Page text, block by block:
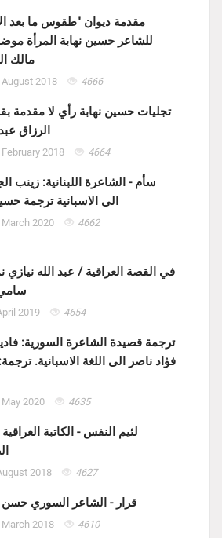
مقدمة ديوان "طقوس ما بعد
للشاعر حسين نهابة المرأة
مالك
2018 4666
تجليات حسين نهابة رأي لا مقدمة
الرزاق
2018 4664
سأم - الشاعرة اللبنانية: زينب
الى الاسبانية ترجمة
March 2020 4662
في القصة العراقية / عبد الله نيازي
2019 4654
ترجمة قصيدة الشاعرة السورية:
فؤاد ناصر الى اللغة الاسبانية.
2020 4635
لئيم النفس - الكاتبة
2018 4627
قرار - الشاعر السوري
March 2018 4610